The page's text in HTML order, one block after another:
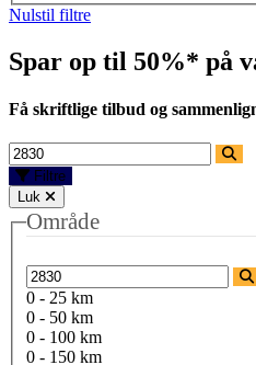
Nulstil filtre
Spar op til 50%* på
Få skriftlige tilbud og
Filtre
Luk
Område
0 - 25 km
0 - 50 km
0 - 100 km
0 - 150 km